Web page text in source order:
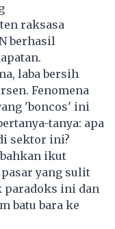
raksasa
berhasil
laba bersih
Fenomena
'boncos' ini
tanya: apa
sektor ini?
ikut
yang sulit
paradoks ini dan
batu bara ke